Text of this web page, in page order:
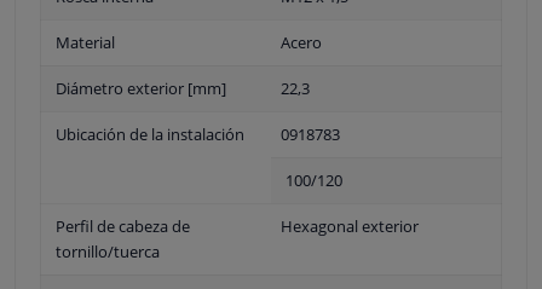
Material Acero
Diámetro exterior [mm] 22,3
Ubicación de la instalación 0918783
100/120
Perfil de cabeza de
tornillo/tuerca
Hexagonal exterior